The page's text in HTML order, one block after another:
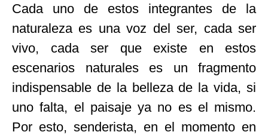
Cada uno de estos integrantes de la
naturaleza es una voz del ser, cada ser
vivo, cada ser que existe en estos
escenarios naturales es un fragmento
indispensable de la belleza de la vida, si
uno falta, el paisaje ya no es el mismo.
Por esto, senderista, en el momento en